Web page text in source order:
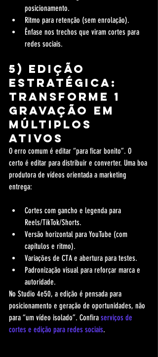
posicionamento.
Ritmo para retenção (sem enrolação).
Ênfase nos trechos que viram cortes para
redes sociais.
5) Edição
estratégica:
transforme 1
gravação em
múltiplos
ativos
O erro comum é editar “para ficar bonito”. O
certo é editar para distribuir e converter. Uma boa
produtora de vídeos orientada a marketing
entrega:
Cortes com gancho e legenda para
Reels/TikTok/Shorts.
Versão horizontal para YouTube (com
capítulos e ritmo).
Variações de CTA e abertura para testes.
Padronização visual para reforçar marca e
autoridade.
No Studio 4e50, a edição é pensada para
posicionamento e geração de oportunidades, não
para “um vídeo isolado”. Confira serviços de
cortes e edição para redes sociais.